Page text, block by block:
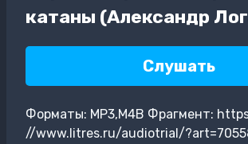
катаны (Александр
Слушать
Форматы: MP3,M4B Фрагмент:
//www.litres.ru/audiotrial/